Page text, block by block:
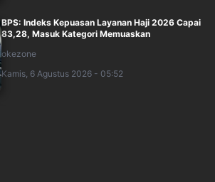
BPS: Indeks Kepuasan Layanan Haji 2026 Capai
83,28, Masuk Kategori Memuaskan
okezone
Kamis, 6 Agustus 2026 - 05:52